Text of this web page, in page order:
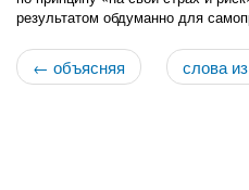
результатом обдуманно для
← объясняя слова